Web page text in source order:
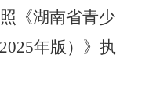
《湖南省青少
年版）》执